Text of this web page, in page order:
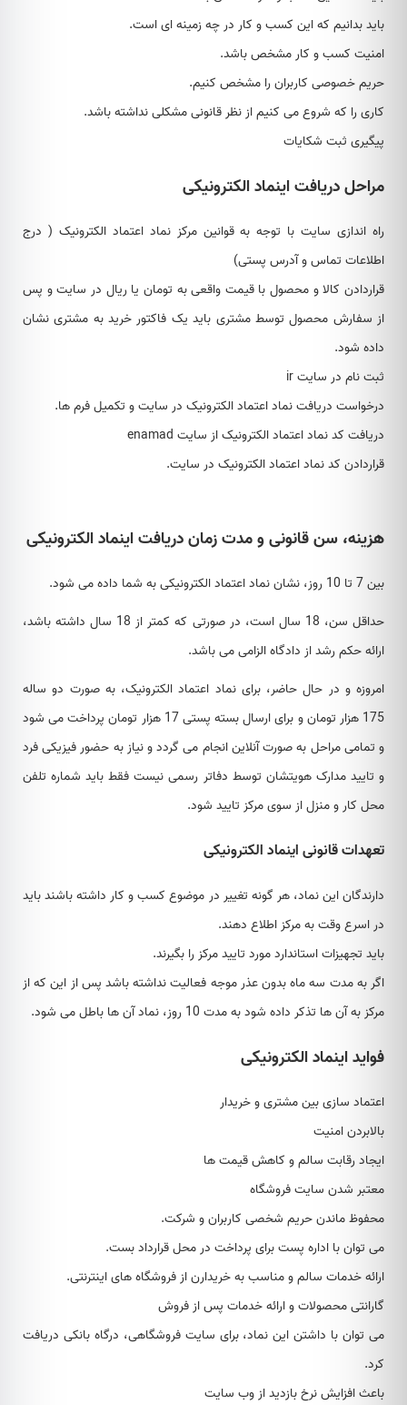
باید بدانیم که این کسب و کار در چه زمینه ای است.
امنیت کسب و کار مشخص باشد.
حریم خصوصی کاربران را مشخص کنیم.
کاری را که شروع می کنیم از نظر قانونی مشکلی نداشته باشد.
پیگیری ثبت شکایات
مراحل دریافت اینماد الکترونیکی
راه اندازی سایت با توجه به قوانین مرکز نماد اعتماد الکترونیک ( درج
اطلاعات تماس و آدرس پستی)
قراردادن کالا و محصول با قیمت واقعی به تومان یا ریال در سایت و پس
از سفارش محصول توسط مشتری باید یک فاکتور خرید به مشتری نشان
داده شود.
ثبت نام در سایت ir
درخواست دریافت نماد اعتماد الکترونیک در سایت و تکمیل فرم ها.
دریافت کد نماد اعتماد الکترونیک از سایت enamad
قراردادن کد نماد اعتماد الکترونیک در سایت.
هزینه، سن قانونی و مدت زمان دریافت اینماد الکترونیکی
بین 7 تا 10 روز، نشان نماد اعتماد الکترونیکی به شما داده می شود.
حداقل سن، 18 سال است، در صورتی که کمتر از 18 سال داشته باشد،
ارائه حکم رشد از دادگاه الزامی می باشد.
امروزه و در حال حاضر، برای نماد اعتماد الکترونیک، به صورت دو ساله
175 هزار تومان و برای ارسال بسته پستی 17 هزار تومان پرداخت می شود
و تمامی مراحل به صورت آنلاین انجام می گردد و نیاز به حضور فیزیکی فرد
و تایید مدارک هویتشان توسط دفاتر رسمی نیست فقط باید شماره تلفن
محل کار و منزل از سوی مرکز تایید شود.
تعهدات قانونی اینماد الکترونیکی
دارندگان این نماد، هر گونه تغییر در موضوع کسب و کار داشته باشند باید
در اسرع وقت به مرکز اطلاع دهند.
باید تجهیزات استاندارد مورد تایید مرکز را بگیرند.
اگر به مدت سه ماه بدون عذر موجه فعالیت نداشته باشد پس از این که از
مرکز به آن ها تذکر داده شود به مدت 10 روز، نماد آن ها باطل می شود.
فواید اینماد الکترونیکی
اعتماد سازی بین مشتری و خریدار
بالابردن امنیت
ایجاد رقابت سالم و کاهش قیمت ها
معتبر شدن سایت فروشگاه
محفوظ ماندن حریم شخصی کاربران و شرکت.
می توان با اداره پست برای پرداخت در محل قرارداد بست.
ارائه خدمات سالم و مناسب به خریدارن از فروشگاه های اینترنتی.
گارانتی محصولات و ارائه خدمات پس از فروش
می توان با داشتن این نماد، برای سایت فروشگاهی، درگاه بانکی دریافت
کرد.
باعث افزایش نرخ بازدید از وب سایت